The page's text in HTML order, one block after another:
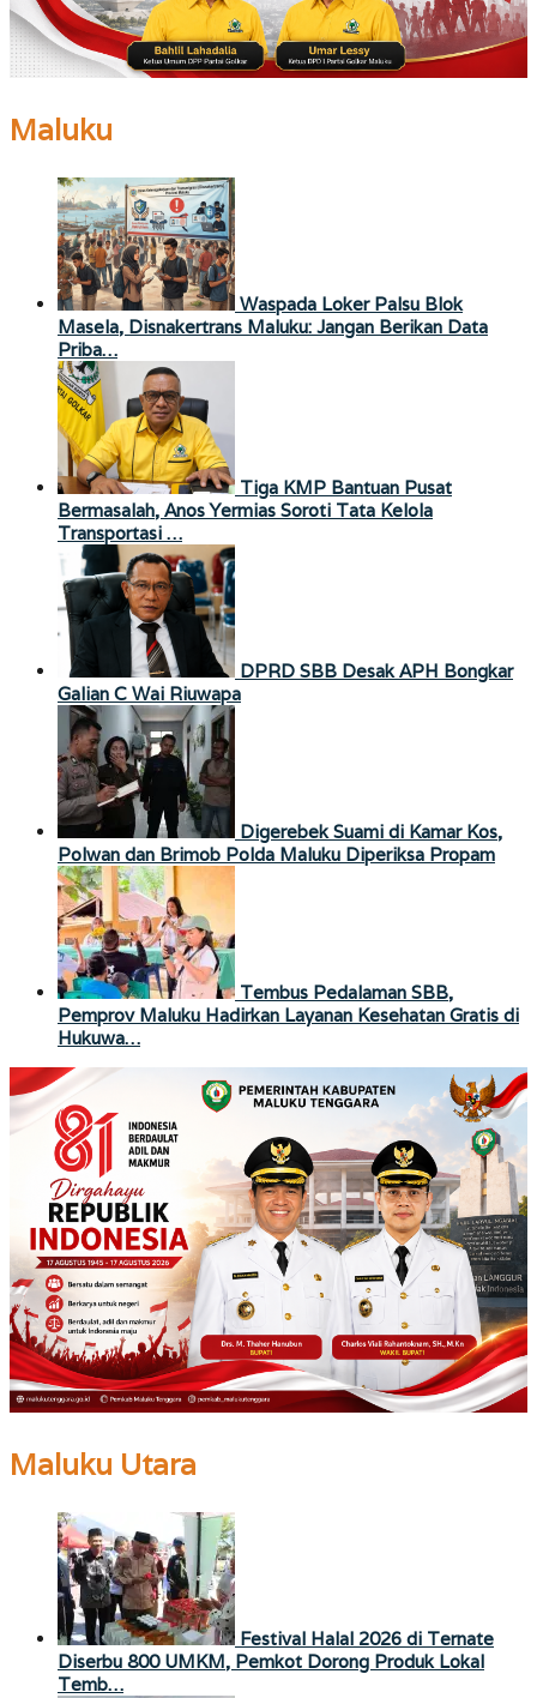
Maluku
Waspada Loker Palsu Blok
Masela, Disnakertrans Maluku: Jangan Berikan Data
Priba…
Tiga KMP Bantuan Pusat
Bermasalah, Anos Yermias Soroti Tata Kelola
Transportasi …
DPRD SBB Desak APH Bongkar
Galian C Wai Riuwapa
Digerebek Suami di Kamar Kos,
Polwan dan Brimob Polda Maluku Diperiksa Propam
Tembus Pedalaman SBB,
Pemprov Maluku Hadirkan Layanan Kesehatan Gratis di
Hukuwa…
Maluku Utara
Festival Halal 2026 di Ternate
Diserbu 800 UMKM, Pemkot Dorong Produk Lokal
Temb…